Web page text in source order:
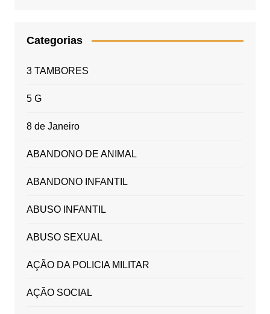
Categorias
3 TAMBORES
5 G
8 de Janeiro
ABANDONO DE ANIMAL
ABANDONO INFANTIL
ABUSO INFANTIL
ABUSO SEXUAL
AÇÃO DA POLICIA MILITAR
AÇÃO SOCIAL